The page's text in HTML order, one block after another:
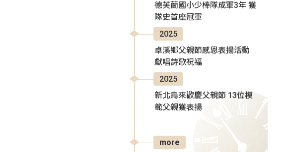
德芙蘭國小少棒隊成軍3年 獲
隊史首座冠軍
2025
卓溪鄉父親節感恩表揚活動
獻唱詩歌祝福
2025
新北烏來歡慶父親節 13位模
範父親獲表揚
more